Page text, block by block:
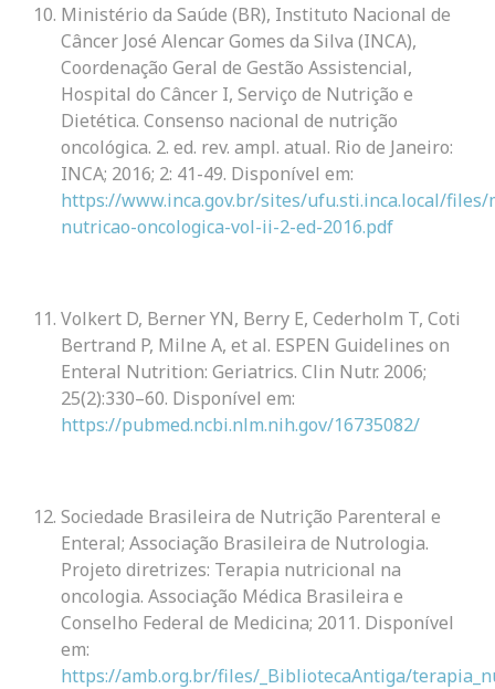
Ministério da Saúde (BR), Instituto Nacional de
Câncer José Alencar Gomes da Silva (INCA),
Coordenação Geral de Gestão Assistencial,
Hospital do Câncer I, Serviço de Nutrição e
Dietética. Consenso nacional de nutrição
oncológica. 2. ed. rev. ampl. atual. Rio de Janeiro:
INCA; 2016; 2: 41-49. Disponível em:
https://www.inca.gov.br/sites/ufu.sti.inca.local/
nutricao-oncologica-vol-ii-2-ed-2016.pdf
Volkert D, Berner YN, Berry E, Cederholm T, Coti
Bertrand P, Milne A, et al. ESPEN Guidelines on
Enteral Nutrition: Geriatrics. Clin Nutr. 2006;
25(2):330–60. Disponível em:
https://pubmed.ncbi.nlm.nih.gov/16735082/
Sociedade Brasileira de Nutrição Parenteral e
Enteral; Associação Brasileira de Nutrologia.
Projeto diretrizes: Terapia nutricional na
oncologia. Associação Médica Brasileira e
Conselho Federal de Medicina; 2011. Disponível
em:
https://amb.org.br/files/_BibliotecaAntiga/